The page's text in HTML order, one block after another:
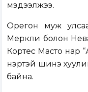
мэдээлжээ.
Орегон муж
Меркли болон
Кортес Масто нар
нэртэй шинэ хуулийн
байна.